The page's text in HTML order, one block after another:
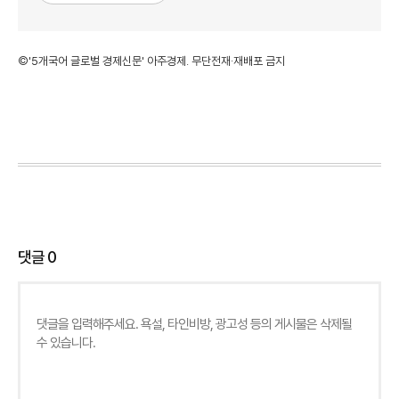
©'5개국어 글로벌 경제신문' 아주경제. 무단전재·재배포 금지
댓글0